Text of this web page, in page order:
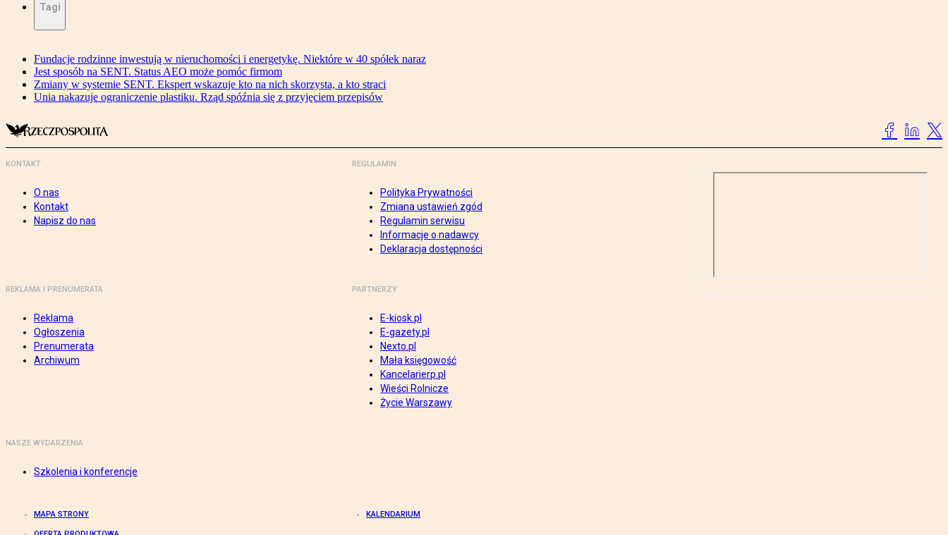
Tagi
Fundacje rodzinne inwestują w nieruchomości i energetykę. Niektóre w 40 spółek naraz
Jest sposób na SENT. Status AEO może pomóc firmom
Zmiany w systemie SENT. Ekspert wskazuje kto na nich skorzysta, a kto straci
Unia nakazuje ograniczenie plastiku. Rząd spóźnia się z przyjęciem przepisów
KONTAKT
O nas
Kontakt
Napisz do nas
REGULAMIN
Polityka Prywatności
Zmiana ustawień zgód
Regulamin serwisu
Informacje o nadawcy
Deklaracja dostępności
REKLAMA I PRENUMERATA
Reklama
Ogłoszenia
Prenumerata
Archiwum
PARTNERZY
E-kiosk.pl
E-gazety.pl
Nexto.pl
Mała księgowość
Kancelarierp.pl
Wieści Rolnicze
Życie Warszawy
NASZE WYDARZENIA
Szkolenia i konferencje
MAPA STRONY KALENDARIUM